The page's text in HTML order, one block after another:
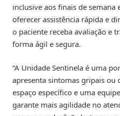
inclusive aos finais de semana
oferecer assistência rápida e
o paciente receba avaliação e
forma ágil e segura.
“A Unidade Sentinela é uma
apresenta sintomas gripais ou
espaço específico e uma
garante mais agilidade no